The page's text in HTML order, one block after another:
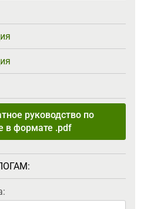
руководство по
в формате .pdf